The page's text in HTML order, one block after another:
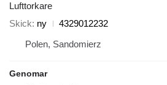
Lufttorkare
Skick ny
4329012232
Polen, Sandomierz
Genomar